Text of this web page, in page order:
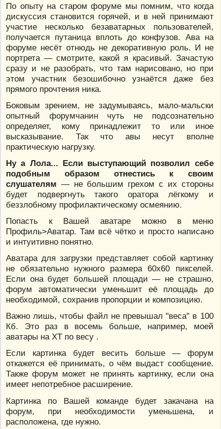
По опыту на старом форуме мы помним, что когда
дискуссия становится горячей, и в ней принимают
участие несколько безаватарных пользователей,
получается путаница вплоть до конфузов. Ава на
форуме несёт отнюдь не декоративную роль. И не
портрета — смотрите, какой я красивый. Зачастую
сразу и не разобрать, что там нарисовано, но при
этом участник безошибочно узнаётся даже без
прямого прочтения ника.
Боковым зрением, не задумываясь, мало-мальски
опытный форумчанин чуть не подсознательно
определяет, кому принадлежит то или иное
высказывание. Так что авы несут вполне
практическую нагрузку.
Ну а Лола... Если выступающий позволил себе
подобным образом отнестись к своим
слушателям — не большим грехом с их стороны
будет подвергнуть такого оратора лёгкому и
беззлобному профилактическому осмеянию.
Попасть к Вашей аватаре можно в меню
Профиль>Аватар. Там всё чётко и просто написано
и интуитивно понятно.
Аватара для загрузки представляет собой картинку
не обязательно нужного размера 60х60 пикселей.
Если она будет большей площади — не страшно,
форум автоматически уменьшит её площадь до
необходимой, сохранив пропорции и композицию.
Важно лишь, чтобы файл не превышал "веса" в 100
Кб. Это раз в восемь больше, например, моей
аватары на ХТ по весу .
Если картинка будет весить больше — форум
откажется её принимать, о чём выдаст сообщение.
Также форум может не принять картинку, если она
имеет непотребное расширение.
Картинка по Вашей команде будет закачана на
форум, при необходимости уменьшена, и
расположена, где нужно.